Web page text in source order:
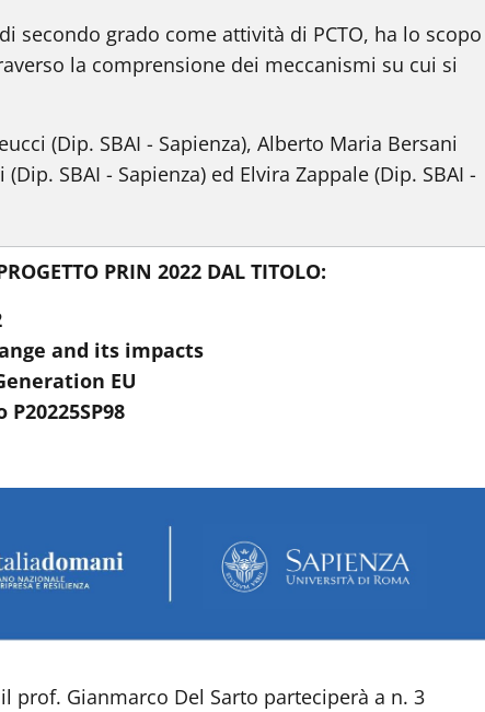
secondo grado come attività di PCTO, ha lo
la comprensione dei meccanismi su cui si
(Dip. SBAI - Sapienza), Alberto Maria Bersani
SBAI - Sapienza) ed Elvira Zappale (Dip. SBAI -
PRIN 2022 DAL TITOLO:
and its impacts
EU
prof. Gianmarco Del Sarto parteciperà a n. 3